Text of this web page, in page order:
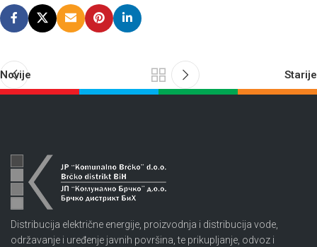
Novije Starije
Distribucija električne energije, proizvodnja i distribucija vode,
održavanje i uređenje javnih površina, te prikupljanje, odvoz i